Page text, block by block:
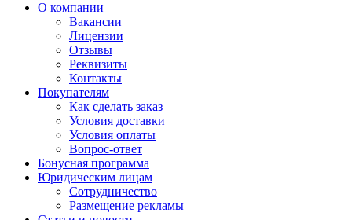
О компании
Вакансии
Лицензии
Отзывы
Реквизиты
Контакты
Покупателям
Как сделать заказ
Условия доставки
Условия оплаты
Вопрос-ответ
Бонусная программа
Юридическим лицам
Сотрудничество
Размещение рекламы